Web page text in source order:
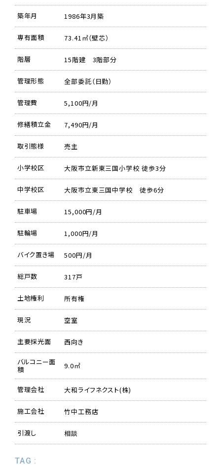
築年月 1986年3月築
専有面積 73.41㎡（壁芯）
階層 15階建 3階部分
管理形態 全部委託（日勤）
管理費 5,100円/月
修繕積立金 7,490円/月
取引態様 売主
小学校区 大阪市立新東三国小学校 徒歩3分
中学校区 大阪市立東三国中学校 徒歩6分
駐車場 15,000円/月
駐輪場 1,000円/月
バイク置き場 500円/月
総戸数 317戸
土地権利 所有権
現況 空室
主要採光面 西向き
バルコニー面
積
9.0㎡
管理会社 大和ライフネクスト(株)
施工会社 竹中工務店
引渡し 相談
TAG :